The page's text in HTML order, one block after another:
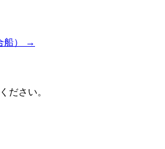
船） →
ださい。